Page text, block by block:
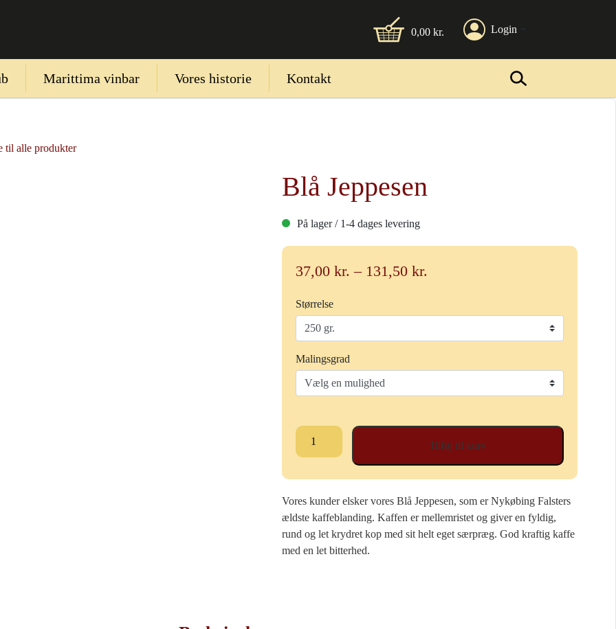
0,00kr. Login
Marittima vinbar Vores historie Kontakt
til alle produkter
Blå Jeppesen
På lager / 1-4 dages levering
37,00 kr. – 131,50 kr.
til
131,50 kr.
Størrelse
Malingsgrad
Blå
Jeppesen
Tilføj til kurv
Vores kunder elsker vores Blå Jeppesen, som er Nykøbing Falsters
ældste kaffeblanding. Kaffen er mellemristet og giver en fyldig,
rund og let krydret kop med sit helt eget særpræg. God kraftig kaffe
med en let bitterhed.